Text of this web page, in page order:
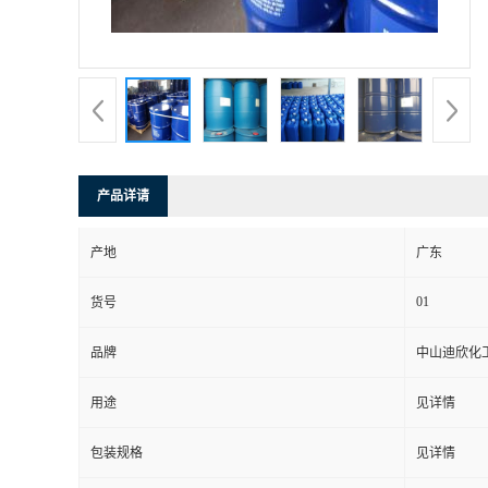
产品详请
产地 广东
货号 01
品牌 中山迪欣化
用途 见详情
包装规格 见详情